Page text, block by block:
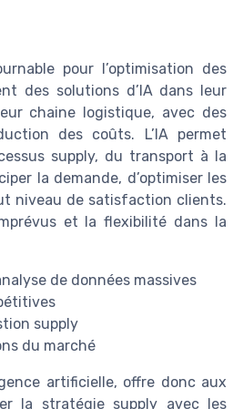
pour l’optimisation des
des solutions d’IA dans leur
chaine logistique, avec des
des coûts. L’IA permet
supply, du transport à la
la demande, d’optimiser les
niveau de satisfaction clients.
et la flexibilité dans la
de données massives
supply
du marché
artificielle, offre donc aux
la stratégie supply avec les